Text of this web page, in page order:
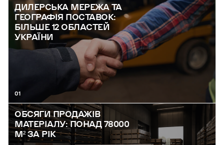
ДИЛЕРСЬКА МЕРЕЖА ТА
ГЕОГРАФІЯ ПОСТАВОК:
БІЛЬШЕ 12 ОБЛАСТЕЙ
УКРАЇНИ
01
ОБСЯГИ ПРОДАЖІВ
МАТЕРІАЛУ: ПОНАД 78000
М² ЗА РІК